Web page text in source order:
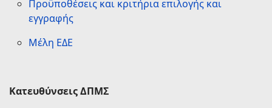
Προϋποθέσεις και κριτήρια επιλογής και
εγγραφής
Mέλη ΕΔΕ
Κατευθύνσεις ΔΠΜΣ